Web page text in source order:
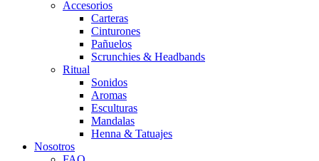
Accesorios
Carteras
Cinturones
Pañuelos
Scrunchies & Headbands
Ritual
Sonidos
Aromas
Esculturas
Mandalas
Henna & Tatuajes
Nosotros